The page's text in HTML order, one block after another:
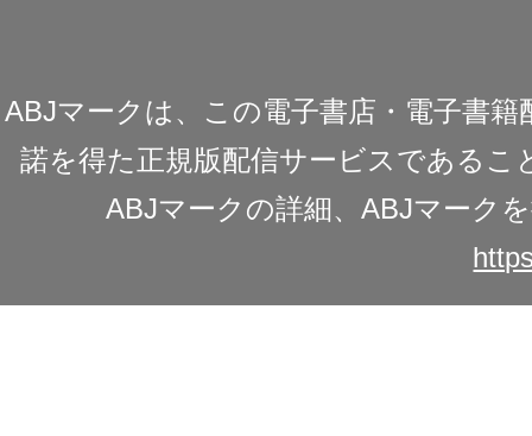
ABJマークは、この電子書店・電子書
諾を得た正規版配信サービスであるこ
ABJマークの詳細、ABJマーク